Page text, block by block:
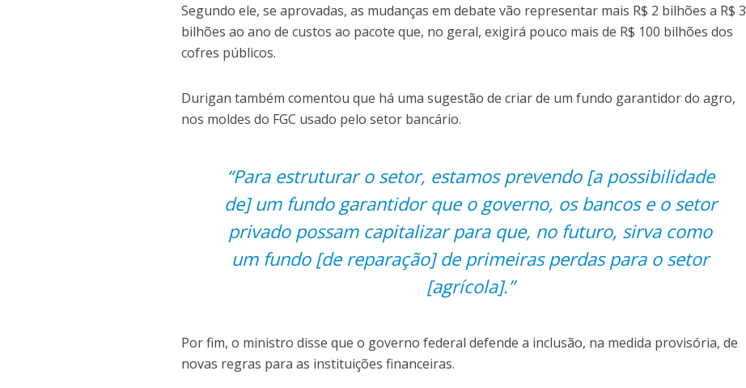
Segundo ele, se aprovadas, as mudanças em debate vão representar mais R$ 2 bilhões a R$ 3
bilhões ao ano de custos ao pacote que, no geral, exigirá pouco mais de R$ 100 bilhões dos
cofres públicos.
Durigan também comentou que há uma sugestão de criar de um fundo garantidor do agro,
nos moldes do FGC usado pelo setor bancário.
“Para estruturar o setor, estamos prevendo [a possibilidade
de] um fundo garantidor que o governo, os bancos e o setor
privado possam capitalizar para que, no futuro, sirva como
um fundo [de reparação] de primeiras perdas para o setor
[agrícola].”
Por fim, o ministro disse que o governo federal defende a inclusão, na medida provisória, de
novas regras para as instituições financeiras.